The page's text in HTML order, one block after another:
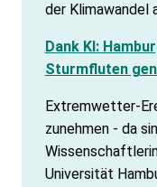
der Klimawandel
Dank KI:
Sturmfluten
Extremwetter-
zunehmen - da
Universität